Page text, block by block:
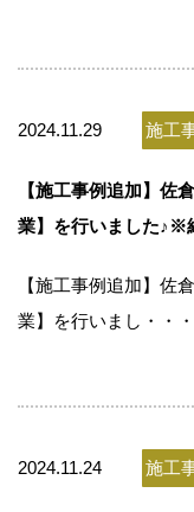
2024.11.29 施工
【施工事例追加】佐
業】を行いました♪※
【施工事例追加】佐
業】を行いまし・・・
2024.11.24 施工